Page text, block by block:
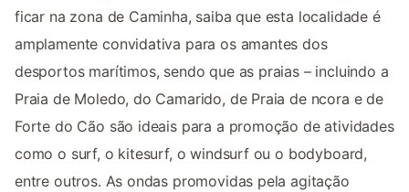
ficar na zona de Caminha, saiba que esta localidade é
amplamente convidativa para os amantes dos
desportos marítimos, sendo que as praias – incluindo a
Praia de Moledo, do Camarido, de Praia de ncora e de
Forte do Cão são ideais para a promoção de atividades
como o surf, o kitesurf, o windsurf ou o bodyboard,
entre outros. As ondas promovidas pela agitação